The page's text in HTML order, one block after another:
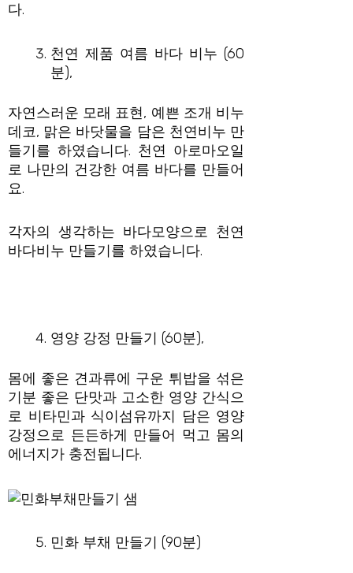
다.
천연 제품 여름 바다 비누 (60
분),
자연스러운 모래 표현, 예쁜 조개 비누
데코, 맑은 바닷물을 담은 천연비누 만
들기를 하였습니다. 천연 아로마오일
로 나만의 건강한 여름 바다를 만들어
요.
각자의 생각하는 바다모양으로 천연
바다비누 만들기를 하였습니다.
영양 강정 만들기 (60분),
몸에 좋은 견과류에 구운 튀밥을 섞은
기분 좋은 단맛과 고소한 영양 간식으
로 비타민과 식이섬유까지 담은 영양
강정으로 든든하게 만들어 먹고 몸의
에너지가 충전됩니다.
민화 부채 만들기 (90분)